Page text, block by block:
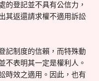
的登記並不具有公信力，
其返還請求權不適用訴訟
記制度的信賴，而特殊動
不表明其一定是權利人。
時效之適用。因此，也有